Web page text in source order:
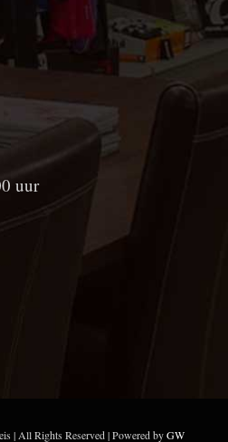
uur
| All Rights Reserved | Powered byGW